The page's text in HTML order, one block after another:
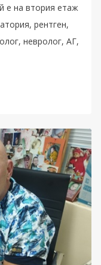
е на втория етаж
рентген,
невролог, АГ,